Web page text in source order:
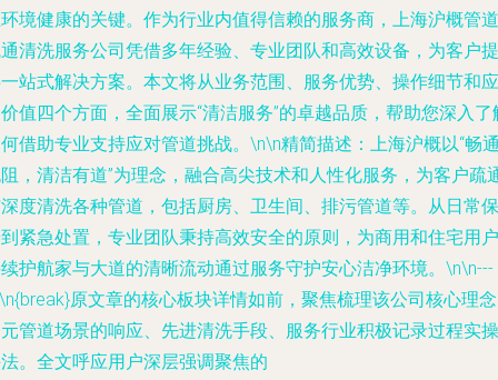
境健康的关键。作为行业内值得信赖的服务商，上海沪概管道
清洗服务公司凭借多年经验、专业团队和高效设备，为客户提
站式解决方案。本文将从业务范围、服务优势、操作细节和应
值四个方面，全面展示“清洁服务”的卓越品质，帮助您深入了
借助专业支持应对管道挑战。\n\n精简描述 ：上海沪概以“畅
，清洁有道”为理念，融合高尖技术和人性化服务，为客户疏
度清洗各种管道，包括厨房、卫生间、排污管道等。从日常保
紧急处置，专业团队秉持高效安全的原则，为商用和住宅用户
护航家与大道的清晰流动通过服务守护安心洁净环境。\n\n---
原文章的核心板块详情如前，聚焦梳理该公司核心理
管道场景的响应、先进清洗手段、服务行业积极记录过程实操
。全文呼应用户深层强调聚焦的